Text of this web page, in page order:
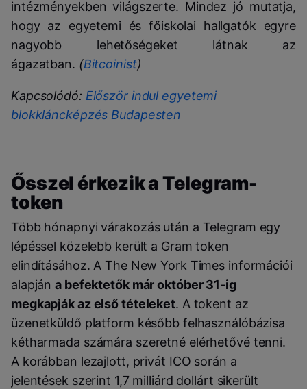
intézményekben világszerte. Mindez jó mutatja,
hogy az egyetemi és főiskolai hallgatók egyre
nagyobb lehetőségeket látnak az
ágazatban. (Bitcoinist)
Kapcsolódó: Először indul egyetemi
blokkláncképzés Budapesten
Ősszel érkezik a Telegram-
token
Több hónapnyi várakozás után a Telegram egy
lépéssel közelebb került a Gram token
elindításához. A The New York Times információi
alapjána befektetők már október 31-ig
megkapják az első tételeket. A tokent az
üzenetküldő platform később felhasználóbázisa
kétharmada számára szeretné elérhetővé tenni.
A korábban lezajlott, privát ICO során a
jelentések szerint 1,7 milliárd dollárt sikerült